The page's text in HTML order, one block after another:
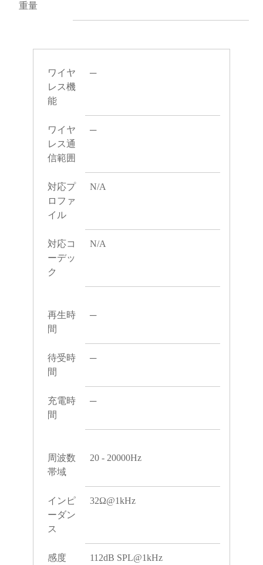
重量
ワイヤ
レス機
能
─
ワイヤ
レス通
信範囲
─
対応プ
ロファ
イル
N/A
対応コ
ーデッ
ク
N/A
再生時
間
─
待受時
間
─
充電時
間
─
周波数
帯域
20 - 20000Hz
インピ
ーダン
ス
32Ω@1kHz
感度 112dB SPL@1kHz